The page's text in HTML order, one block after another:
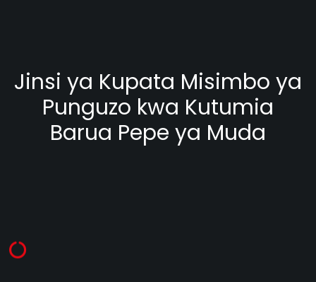
Jinsi ya Kupata Misimbo ya
Punguzo kwa Kutumia
Barua Pepe ya Muda